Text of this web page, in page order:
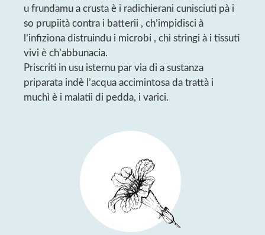
u frundamu a crusta è i radichierani cunisciuti pà i
so prupiità contra i batterii , ch’impidisci à
l’infiziona distruindu i microbi , chì stringi à i tissuti
vivi è ch’abbunacia.
Priscriti in usu isternu par via di a sustanza
priparata indè l’acqua accimintosa da trattà i
muchì è i malatii di pedda, i varici.